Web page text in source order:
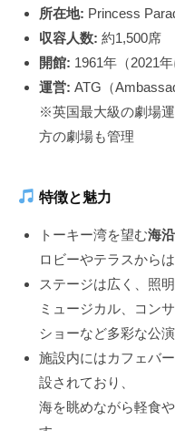
所在地: Princess
収容人数: 約1,500席
開館: 1961年（2021
運営: ATG（
※英国最大級の劇場
方の劇場も管理
特徴と魅力
トーキー湾を望む海
ロビーやテラスから
ステージは広く、照
ミュージカル、コン
ショーなど多彩な公
施設内にはカフェバ
設されており、
海を眺めながら軽食